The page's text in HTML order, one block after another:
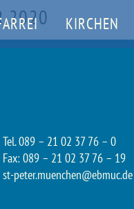
KIRCHEN
2020
Tel. 089 – 21 02 37 76 – 0
Fax: 089 – 21 02 37 76 – 19
st-peter.muenchen@ebmuc.de